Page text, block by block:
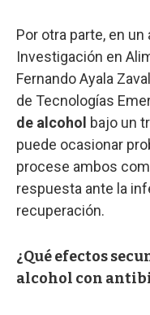
Por otra parte, en
Investigación en
Fernando Ayala
de Tecnologías
de alcohol bajo un
puede ocasionar
procese ambos
respuesta ante la
recuperación.
¿Qué efectos
alcohol con